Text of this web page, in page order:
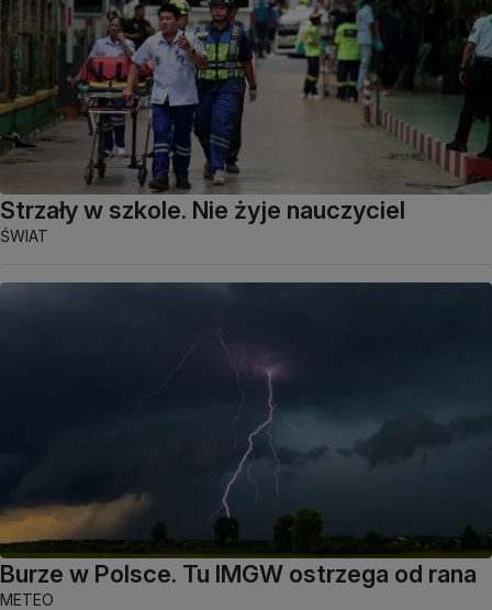
Strzały w szkole. Nie żyje nauczyciel
ŚWIAT
Burze w Polsce. Tu IMGW ostrzega od rana
METEO